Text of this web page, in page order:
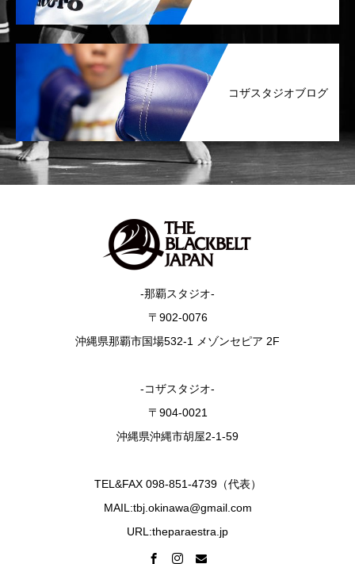
コザスタジオブログ
-那覇スタジオ-
〒902-0076
沖縄県那覇市国場532-1 メゾンセピア 2F
-コザスタジオ-
〒904-0021
沖縄県沖縄市胡屋2-1-59
TEL&FAX 098-851-4739（代表）
MAIL:tbj.okinawa@gmail.com
URL:theparaestra.jp